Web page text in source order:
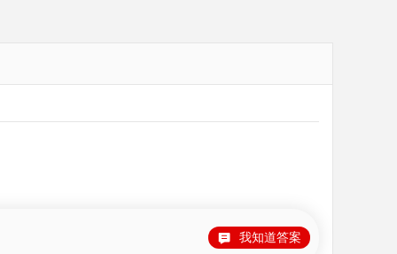
我知道答案